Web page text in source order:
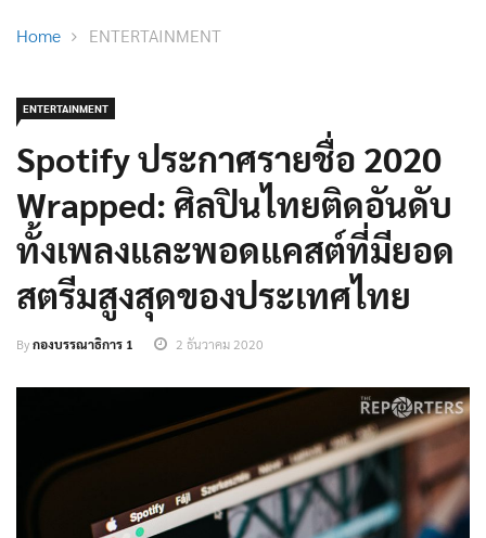
Home ENTERTAINMENT
ENTERTAINMENT
Spotify ประกาศรายชื่อ 2020
Wrapped: ศิลปินไทยติดอันดับ
ทั้งเพลงและพอดแคสต์ที่มียอด
สตรีมสูงสุดของประเทศไทย
Byกองบรรณาธิการ 1 2 ธันวาคม 2020